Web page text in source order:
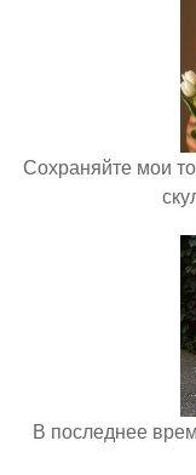
Сохраняйте мои
В последнее